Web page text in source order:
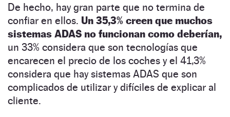
De hecho, hay gran parte que no termina de
confiar en ellos. Un 35,3% creen que muchos
sistemas ADAS no funcionan como deberían,
un 33% considera que son tecnologías que
encarecen el precio de los coches y el 41,3%
considera que hay sistemas ADAS que son
complicados de utilizar y difíciles de explicar al
cliente.